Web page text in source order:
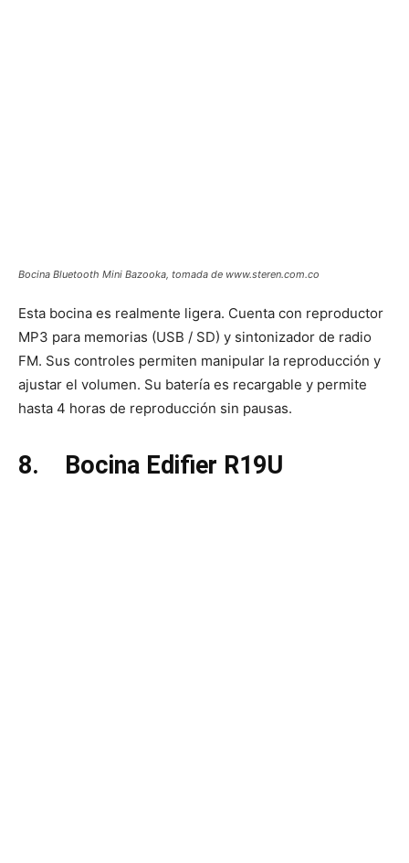
Bocina Bluetooth Mini Bazooka, tomada de www.steren.com.co
Esta bocina es realmente ligera. Cuenta con reproductor
MP3 para memorias (USB / SD) y sintonizador de radio
FM. Sus controles permiten manipular la reproducción y
ajustar el volumen. Su batería es recargable y permite
hasta 4 horas de reproducción sin pausas.
8. Bocina Edifier R19U